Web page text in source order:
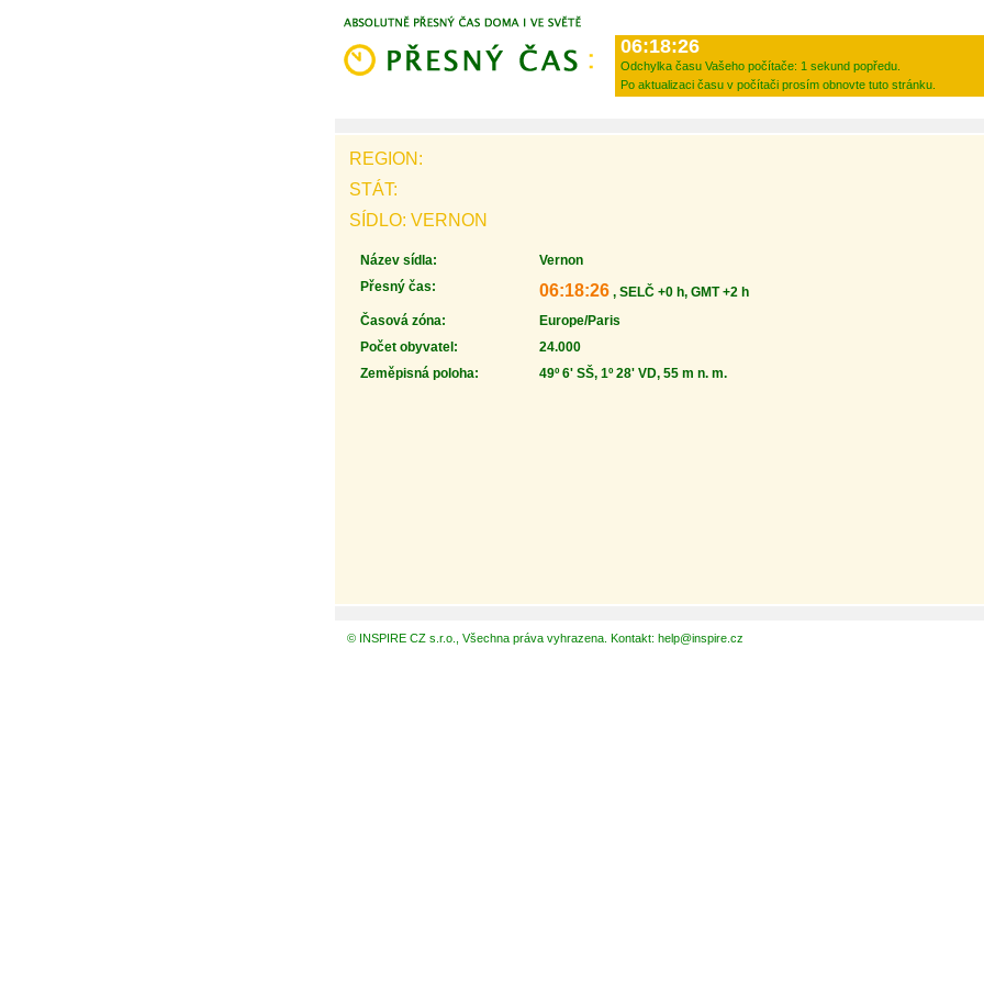
06:18:26
Odchylka času Vašeho počítače: 1 sekund popředu.
Po aktualizaci času v počítači prosím obnovte tuto stránku.
REGION:
STÁT:
SÍDLO: VERNON
Název sídla:
Vernon
Přesný čas:
06:18:26 , SELČ +0 h, GMT +2 h
Časová zóna:
Europe/Paris
Počet obyvatel:
24.000
Zeměpisná poloha:
49º 6' SŠ, 1º 28' VD, 55 m n. m.
© INSPIRE CZ s.r.o., Všechna práva vyhrazena. Kontakt: help@inspire.cz